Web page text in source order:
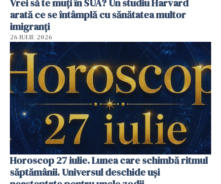
arată ce se întâmplă cu sănătatea multor
imigranți
26 IULIE 2026
Horoscop 27 iulie. Lunea care schimbă ritmul
săptămânii. Universul deschide uși